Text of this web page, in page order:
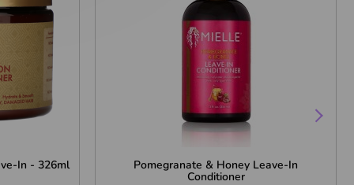
In - 326ml Pomegranate & Honey Leave-In
Conditioner